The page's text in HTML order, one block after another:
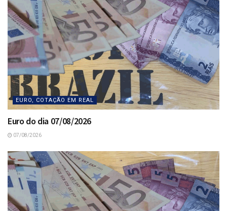
EURO, COTAÇÃO EM REAL
Euro do dia 07/08/2026
07/08/2026